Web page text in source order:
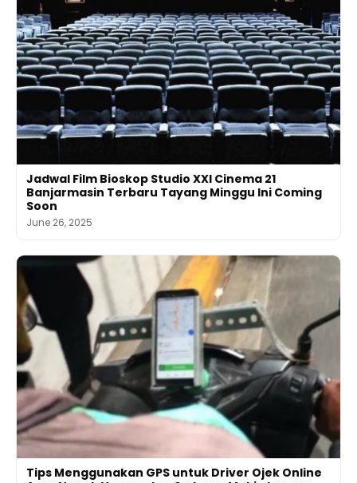
Jadwal Film Bioskop Studio XXI Cinema 21
Banjarmasin Terbaru Tayang Minggu Ini Coming
Soon
June 26, 2025
Tips Menggunakan GPS untuk Driver Ojek Online